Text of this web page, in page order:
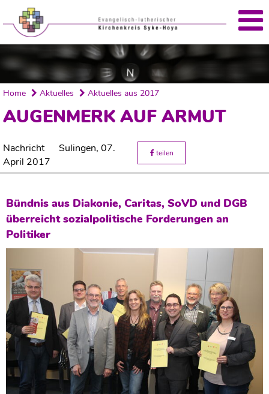
Home Aktuelles Aktuelles aus 2017
AUGENMERK AUF ARMUT
Nachricht Sulingen, 07.
April 2017
teilen
Bündnis aus Diakonie, Caritas, SoVD und DGB
überreicht sozialpolitische Forderungen an
Politiker